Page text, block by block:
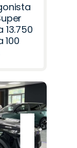
100